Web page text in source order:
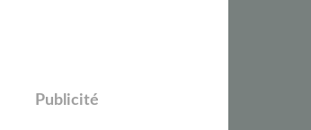
Publicité